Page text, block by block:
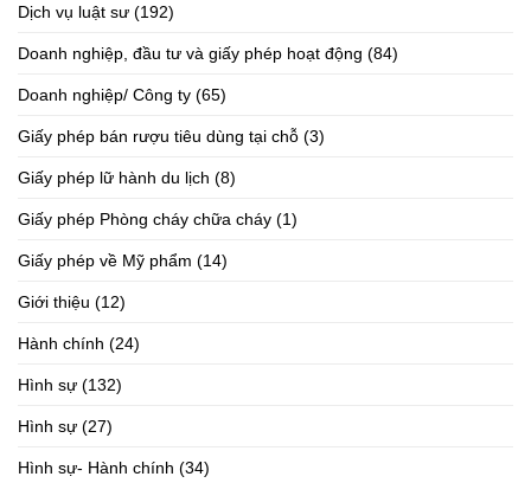
Dịch vụ luật sư (192)
Doanh nghiệp, đầu tư và giấy phép hoạt động (84)
Doanh nghiệp/ Công ty (65)
Giấy phép bán rượu tiêu dùng tại chỗ (3)
Giấy phép lữ hành du lịch (8)
Giấy phép Phòng cháy chữa cháy (1)
Giấy phép về Mỹ phẩm (14)
Giới thiệu (12)
Hành chính (24)
Hình sự (132)
Hình sự (27)
Hình sự- Hành chính (34)